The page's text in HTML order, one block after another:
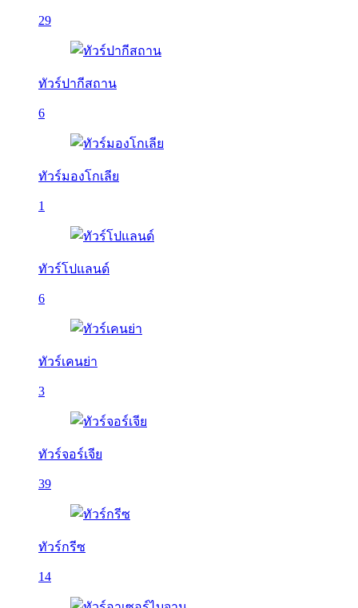
29
ทัวร์ปากีสถาน
6
ทัวร์มองโกเลีย
1
ทัวร์โปแลนด์
6
ทัวร์เคนย่า
3
ทัวร์จอร์เจีย
39
ทัวร์กรีซ
14